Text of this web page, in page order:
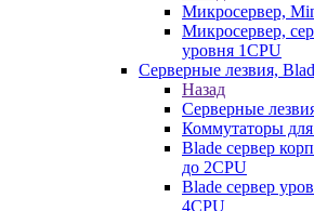
Микросервер,
Микросервер,
уровня 1CPU
Серверные лезвия,
Назад
Серверные
Коммутаторы
Blade сервер
до 2CPU
Blade сервер
4CPU